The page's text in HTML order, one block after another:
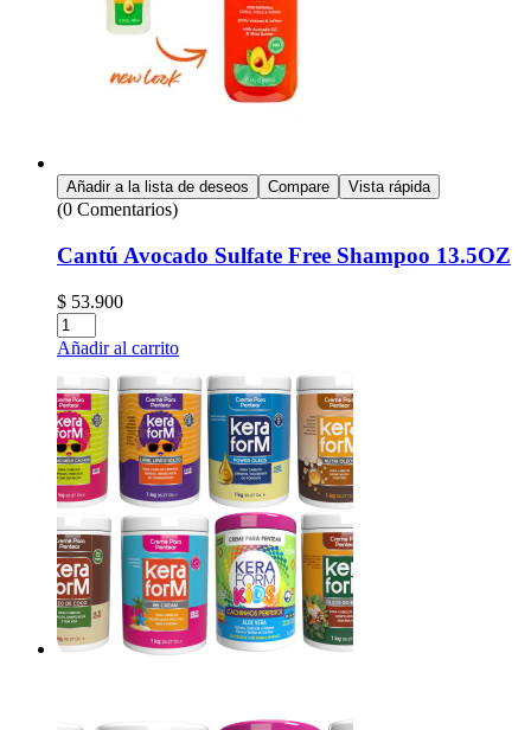
Añadir a la lista de deseos Compare Vista rápida
(0 Comentarios)
Cantú Avocado Sulfate Free Shampoo 13.5OZ
$ 53.900
Cantidad:
Añadir al carrito